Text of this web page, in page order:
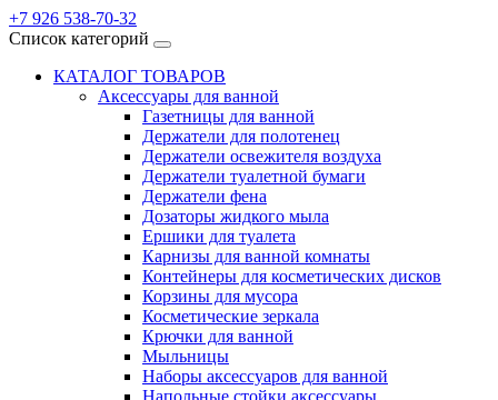
+7 926 538-70-32
Список категорий
КАТАЛОГ ТОВАРОВ
Аксессуары для ванной
Газетницы для ванной
Держатели для полотенец
Держатели освежителя воздуха
Держатели туалетной бумаги
Держатели фена
Дозаторы жидкого мыла
Ершики для туалета
Карнизы для ванной комнаты
Контейнеры для косметических дисков
Корзины для мусора
Косметические зеркала
Крючки для ванной
Мыльницы
Наборы аксессуаров для ванной
Напольные стойки аксессуары